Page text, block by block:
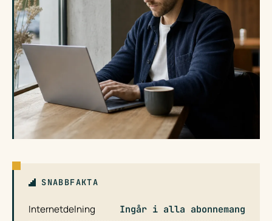
SNABBFAKTA
Internetdelning Ingår i alla abonnemang